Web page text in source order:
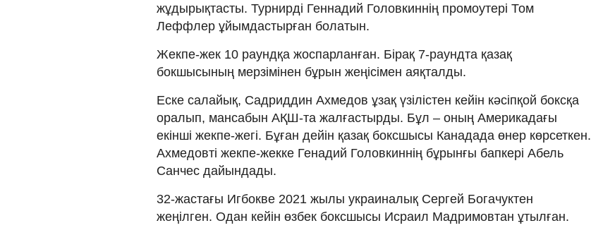
жұдырықтасты. Турнирді Геннадий Головкиннің промоутері Том
Леффлер ұйымдастырған болатын.
Жекпе-жек 10 раундқа жоспарланған. Бірақ 7-раундта қазақ
бокшысының мерзімінен бұрын жеңісімен аяқталды.
Еске салайық, Садриддин Ахмедов ұзақ үзілістен кейін кәсіпқой боксқа
оралып, мансабын АҚШ-та жалғастырды. Бұл – оның Америкадағы
екінші жекпе-жегі. Бұған дейін қазақ боксшысы Канадада өнер көрсеткен.
Ахмедовті жекпе-жекке Генадий Головкиннің бұрынғы бапкері Абель
Санчес дайындады.
32-жастағы Игбокве 2021 жылы украиналық Сергей Богачуктен
жеңілген. Одан кейін өзбек боксшысы Исраил Мадримовтан ұтылған.